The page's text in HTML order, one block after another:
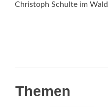
Christoph Schulte im
Themen